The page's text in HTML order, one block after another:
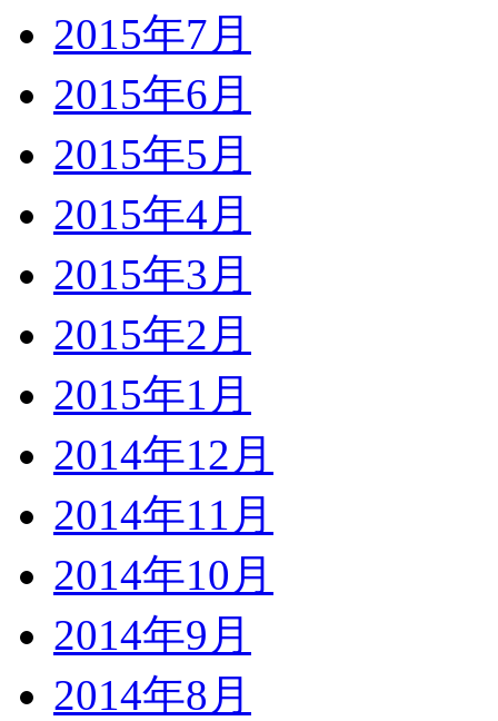
2015年7月
2015年6月
2015年5月
2015年4月
2015年3月
2015年2月
2015年1月
2014年12月
2014年11月
2014年10月
2014年9月
2014年8月